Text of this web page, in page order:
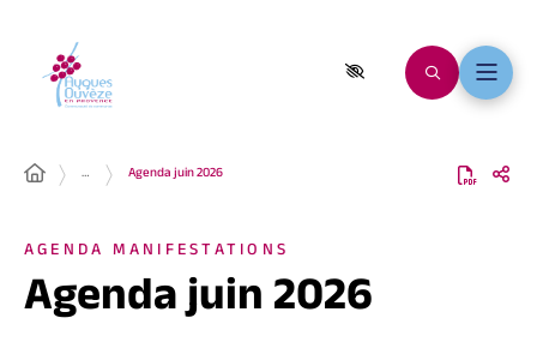
… Agenda juin 2026
AGENDA MANIFESTATIONS
Agenda juin 2026